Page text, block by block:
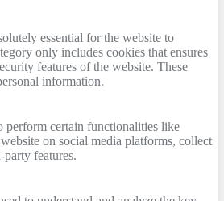
essential for the website to
only includes cookies that ensures
features of the website. These
information.
perform certain functionalities like
on social media platforms, collect
features.